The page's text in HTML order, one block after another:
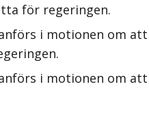
för regeringen.
i motionen om
i motionen om